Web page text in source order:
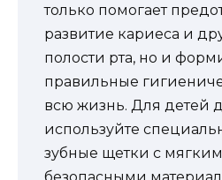
только помогает
развитие кариеса и
полости рта, но и
правильные
всю жизнь. Для детей
используйте
зубные щетки с
безопасными